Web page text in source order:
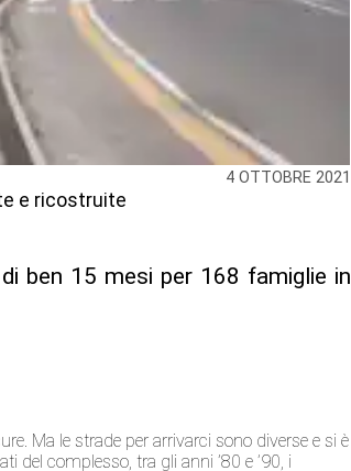
4 OTTOBRE 2021
e ricostruite
ben 15 mesi per 168 famiglie in
Ma le strade per arrivarci sono diverse e si è
del complesso, tra gli anni ’80 e ’90, i